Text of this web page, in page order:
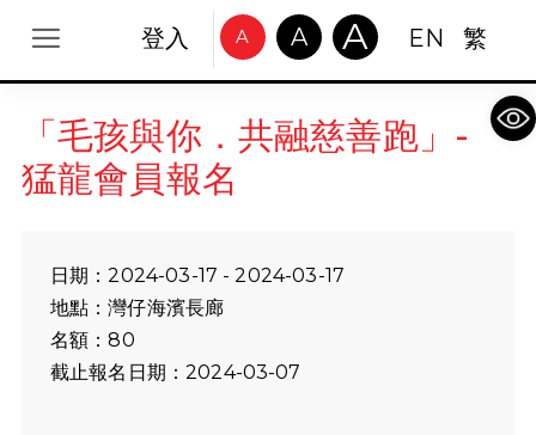
登入 A A A EN 繁
「毛孩與你．共融慈善跑」-
猛龍會員報名
日期：2024-03-17 - 2024-03-17
地點：灣仔海濱長廊
名額：80
截止報名日期：2024-03-07